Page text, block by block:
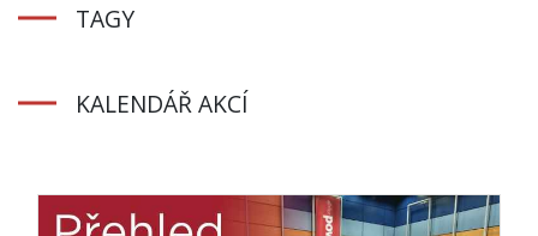
TAGY
KALENDÁŘ AKCÍ